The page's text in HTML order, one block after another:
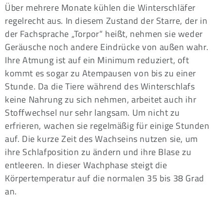
Über mehrere Monate kühlen die Winterschläfer
regelrecht aus. In diesem Zustand der Starre, der in
der Fachsprache „Torpor“ heißt, nehmen sie weder
Geräusche noch andere Eindrücke von außen wahr.
Ihre Atmung ist auf ein Minimum reduziert, oft
kommt es sogar zu Atempausen von bis zu einer
Stunde. Da die Tiere während des Winterschlafs
keine Nahrung zu sich nehmen, arbeitet auch ihr
Stoffwechsel nur sehr langsam. Um nicht zu
erfrieren, wachen sie regelmäßig für einige Stunden
auf. Die kurze Zeit des Wachseins nutzen sie, um
ihre Schlafposition zu ändern und ihre Blase zu
entleeren. In dieser Wachphase steigt die
Körpertemperatur auf die normalen 35 bis 38 Grad
an.